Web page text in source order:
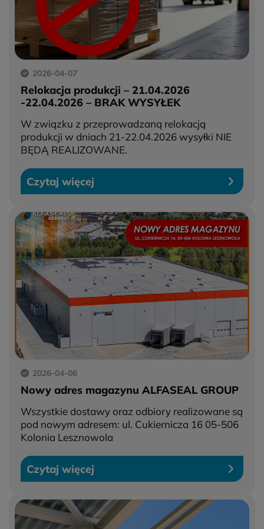
2026-04-07
Relokacja produkcji – 21.04.2026
-22.04.2026 – BRAK WYSYŁEK
W związku z przeprowadzaną relokacją
produkcji w dniach 21-22.04.2026 wysyłki NIE
BĘDĄ REALIZOWANE.
Czytaj więcej
2026-04-06
Nowy adres magazynu ALFASEAL GROUP
Wszystkie dostawy oraz odbiory realizowane są
pod nowym adresem: ul. Cukiernicza 16 05-506
Kolonia Lesznowola
Czytaj więcej